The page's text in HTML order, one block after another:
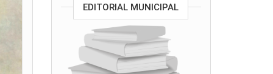
EDITORIAL MUNICIPAL